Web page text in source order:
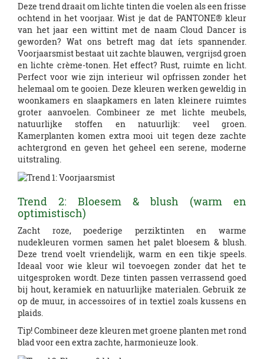
Deze trend draait om lichte tinten die voelen als een frisse
ochtend in het voorjaar. Wist je dat de PANTONE® kleur
van het jaar een wittint met de naam Cloud Dancer is
geworden? Wat ons betreft mag dat íets spannender.
Voorjaarsmist bestaat uit zachte blauwen, vergrijsd groen
en lichte crème-tonen. Het effect? Rust, ruimte en licht.
Perfect voor wie zijn interieur wil opfrissen zonder het
helemaal om te gooien. Deze kleuren werken geweldig in
woonkamers en slaapkamers en laten kleinere ruimtes
groter aanvoelen. Combineer ze met lichte meubels,
natuurlijke stoffen en natuurlijk: veel groen.
Kamerplanten komen extra mooi uit tegen deze zachte
achtergrond en geven het geheel een serene, moderne
uitstraling.
Trend 2: Bloesem & blush (warm en
optimistisch)
Zacht roze, poederige perziktinten en warme
nudekleuren vormen samen het palet bloesem & blush.
Deze trend voelt vriendelijk, warm en een tikje speels.
Ideaal voor wie kleur wil toevoegen zonder dat het te
uitgesproken wordt. Deze tinten passen verrassend goed
bij hout, keramiek en natuurlijke materialen. Gebruik ze
op de muur, in accessoires of in textiel zoals kussens en
plaids.
Tip! Combineer deze kleuren met groene planten met rond
blad voor een extra zachte, harmonieuze look.